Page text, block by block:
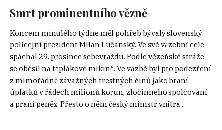
Smrt prominentního vězně
Koncem minulého týdne měl pohřeb bývalý slovenský
policejní prezident Milan Lučanský. Ve své vazební cele
spáchal 29. prosince sebevraždu. Podle vězeňské stráže
se oběsil na teplákové mikině. Ve vazbě byl pro podezření
z mimořádně závažných trestných činů jako braní
úplatků v řádech milionů korun, zločinného spolčování
a praní peněz. Přesto o něm český ministr vnitra...